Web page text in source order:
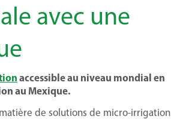
avec une
accessible au niveau mondial en
au Mexique.
de solutions de micro-irrigation